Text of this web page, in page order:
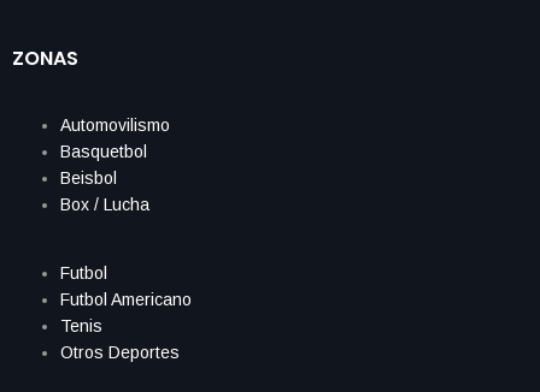
ZONAS
Automovilismo
Basquetbol
Beisbol
Box / Lucha
Futbol
Futbol Americano
Tenis
Otros Deportes